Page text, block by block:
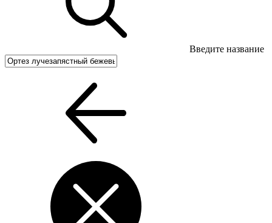
Введите название